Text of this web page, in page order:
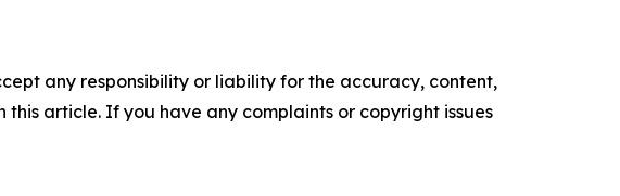
any responsibility or liability for the accuracy, content,
article. If you have any complaints or copyright issues